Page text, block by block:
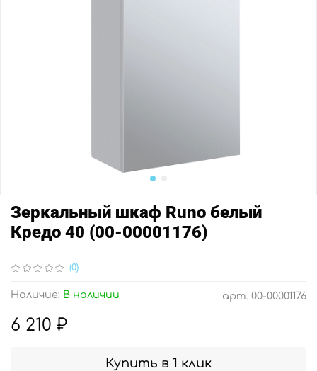
(0)
арт. 00-00001176
Наличие: В наличии
Зеркальный шкаф Runo белый
Кредо 40 (00-00001176)
6 210 ₽
Купить в 1 клик